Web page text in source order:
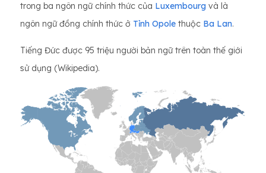
trong ba ngôn ngữ chính thức của Luxembourg và là
ngôn ngữ đồng chính thức ở Tỉnh Opole thuộc Ba Lan.
Tiếng Đức được 95 triệu người bản ngữ trên toàn thế giới
sử dụng (Wikipedia).